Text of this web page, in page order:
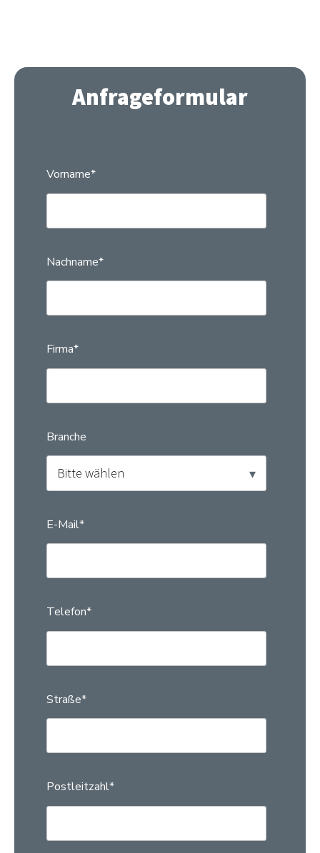
Anfrageformular
Vorname*
Nachname*
Firma*
Branche
E-Mail*
Telefon*
Straße*
Postleitzahl*